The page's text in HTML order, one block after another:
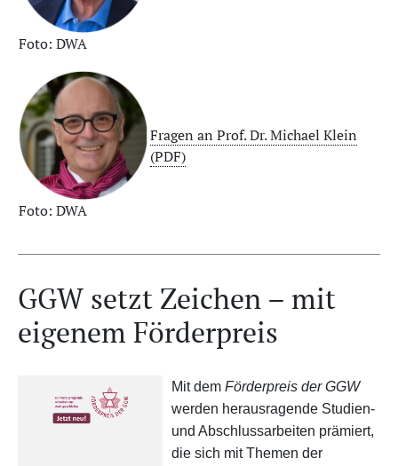
Foto: DWA
Foto: DWA
Fragen an Prof. Dr. Michael Klein
(PDF)
GGW setzt Zeichen – mit
eigenem Förderpreis
Mit demFörderpreis der GGW
werden herausragende Studien-
und Abschlussarbeiten prämiert,
die sich mit Themen der